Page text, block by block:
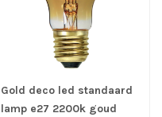
Gold deco led standaard
lamp e27 2200k goud